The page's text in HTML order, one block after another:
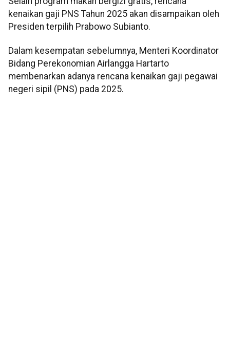
kenaikan gaji PNS Tahun 2025 akan disampaikan oleh
Presiden terpilih Prabowo Subianto.
Dalam kesempatan sebelumnya, Menteri Koordinator
Bidang Perekonomian Airlangga Hartarto
membenarkan adanya rencana kenaikan gaji pegawai
negeri sipil (PNS) pada 2025.